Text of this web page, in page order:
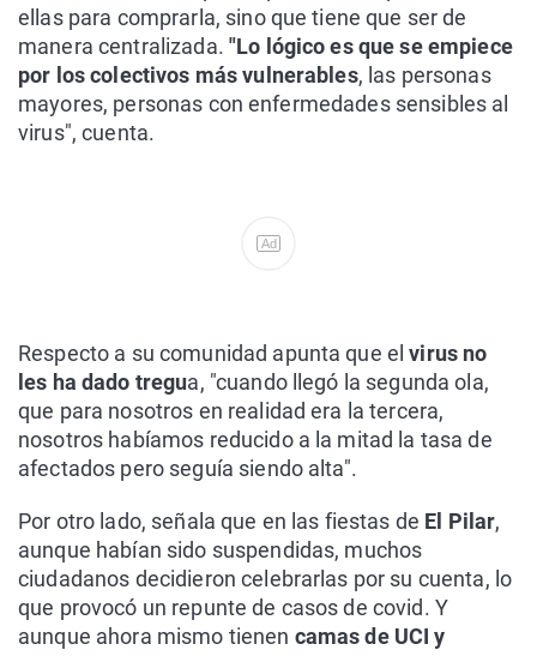
ellas para comprarla, sino que tiene que ser de
manera centralizada. "Lo lógico es que se empiece
por los colectivos más vulnerables, las personas
mayores, personas con enfermedades sensibles al
virus", cuenta.
Ad
Respecto a su comunidad apunta que elvirus no
les ha dado tregua, "cuando llegó la segunda ola,
que para nosotros en realidad era la tercera,
nosotros habíamos reducido a la mitad la tasa de
afectados pero seguía siendo alta".
Por otro lado, señala que en las fiestas de El Pilar,
aunque habían sido suspendidas, muchos
ciudadanos decidieron celebrarlas por su cuenta, lo
que provocó un repunte de casos de covid. Y
aunque ahora mismo tienen camas de UCI y